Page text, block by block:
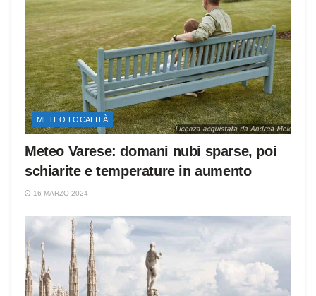
METEO LOCALITÀ
Meteo Varese: domani nubi sparse, poi
schiarite e temperature in aumento
16 MARZO 2024